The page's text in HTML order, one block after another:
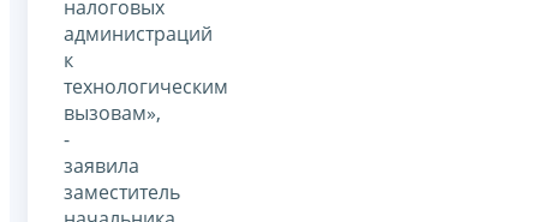
налоговых
администраций
к
технологическим
вызовам»,
-
заявила
заместитель